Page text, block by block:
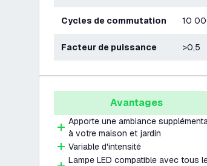
Cycles de commutation 10
Facteur de puissance >0,5
Avantages
Apporte une ambiance
à votre maison et jardin
Variable d'intensité
Lampe LED compatible avec tous